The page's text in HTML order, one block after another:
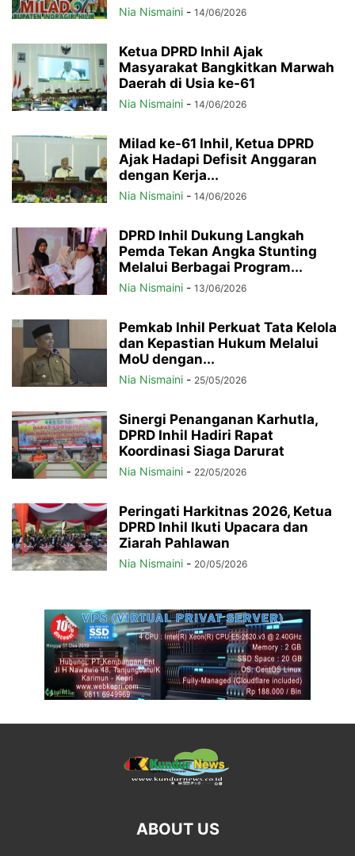
Nia Nismaini - 14/06/2026
Ketua DPRD Inhil Ajak
Masyarakat Bangkitkan Marwah
Daerah di Usia ke-61
Nia Nismaini - 14/06/2026
Milad ke-61 Inhil, Ketua DPRD
Ajak Hadapi Defisit Anggaran
dengan Kerja...
Nia Nismaini - 14/06/2026
DPRD Inhil Dukung Langkah
Pemda Tekan Angka Stunting
Melalui Berbagai Program...
Nia Nismaini - 13/06/2026
Pemkab Inhil Perkuat Tata Kelola
dan Kepastian Hukum Melalui
MoU dengan...
Nia Nismaini - 25/05/2026
Sinergi Penanganan Karhutla,
DPRD Inhil Hadiri Rapat
Koordinasi Siaga Darurat
Nia Nismaini - 22/05/2026
Peringati Harkitnas 2026, Ketua
DPRD Inhil Ikuti Upacara dan
Ziarah Pahlawan
Nia Nismaini - 20/05/2026
ABOUT US